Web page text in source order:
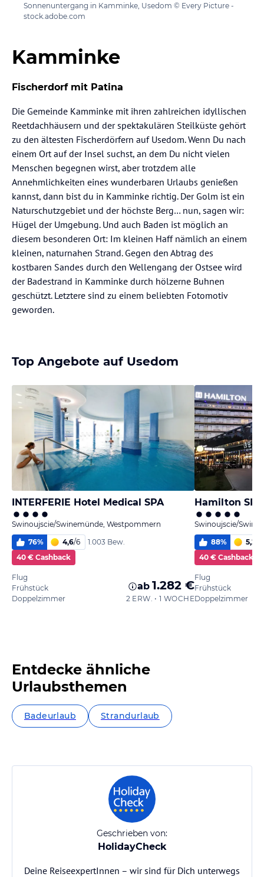
Sonnenuntergang in Kamminke, Usedom © Every Picture -
stock.adobe.com
Kamminke
Fischerdorf mit Patina
Die Gemeinde Kamminke mit ihren zahlreichen idyllischen
Reetdachhäusern und der spektakulären Steilküste gehört
zu den ältesten Fischerdörfern auf Usedom. Wenn Du nach
einem Ort auf der Insel suchst, an dem Du nicht vielen
Menschen begegnen wirst, aber trotzdem alle
Annehmlichkeiten eines wunderbaren Urlaubs genießen
kannst, dann bist du in Kamminke richtig. Der Golm ist ein
Naturschutzgebiet und der höchste Berg… nun, sagen wir:
Hügel der Umgebung. Und auch Baden ist möglich an
diesem besonderen Ort: Im kleinen Haff nämlich an einem
kleinen, naturnahen Strand. Gegen den Abtrag des
kostbaren Sandes durch den Wellengang der Ostsee wird
der Badestrand in Kamminke durch hölzerne Buhnen
geschützt. Letztere sind zu einem beliebten Fotomotiv
geworden.
Top Angebote auf Usedom
INTERFERIE Hotel Medical SPA
Swinoujscie/Swinemünde, Westpommern
76% 4,6/6
1.003 Bew.
40 € Cashback
Flug
Frühstück
Doppelzimmer
ab 1.282 €
2 ERW. • 1 WOCHE
Hamilton
Swinoujscie/
88% 5,2
40 € Cashback
Flug
Frühstück
Doppelzimmer
Entdecke ähnliche
Urlaubsthemen
Badeurlaub Strandurlaub
Geschrieben von:
HolidayCheck
Deine ReiseexpertInnen – wir sind für Dich unterwegs